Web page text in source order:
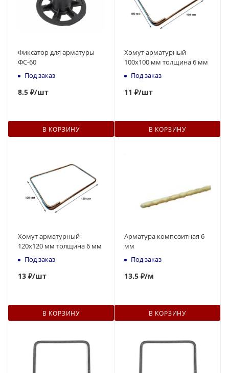
Фиксатор для арматуры
ФС-60
Под заказ
8.5 ₽/шт
В КОРЗИНУ
Хомут арматурный
100х100 мм толщина 6 мм
Под заказ
11 ₽/шт
В КОРЗИНУ
Хомут арматурный
120х120 мм толщина 6 мм
Под заказ
13 ₽/шт
В КОРЗИНУ
Арматура композитная 6
мм
Под заказ
13.5 ₽/м
В КОРЗИНУ